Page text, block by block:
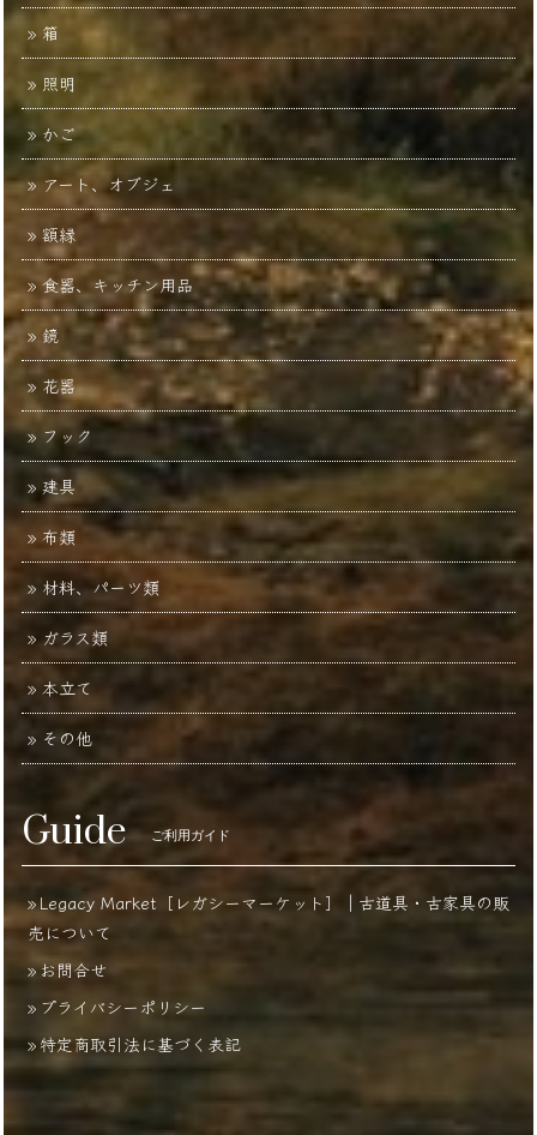
箱
照明
かご
アート、オブジェ
額縁
食器、キッチン用品
鏡
花器
フック
建具
布類
材料、パーツ類
ガラス類
本立て
その他
Guide ご利用ガイド
Legacy Market［レガシーマーケット］｜古道具・古家具の販
売について
お問合せ
プライバシーポリシー
特定商取引法に基づく表記